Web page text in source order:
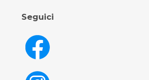
Seguici